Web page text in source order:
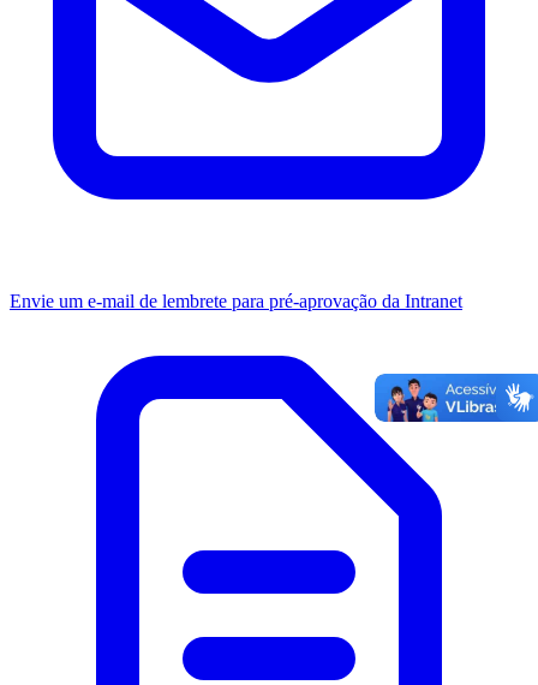
Envie um e-mail de lembrete para pré-aprovação da Intranet